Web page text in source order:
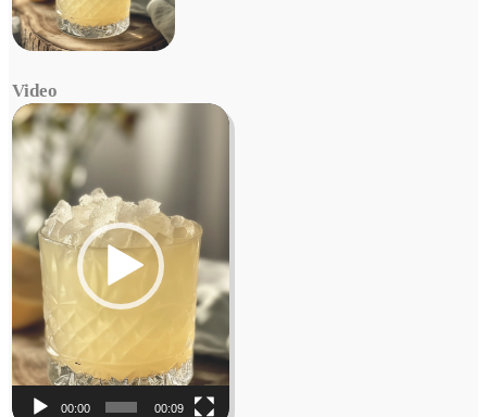
Video
Video
Player
00:00 00:09